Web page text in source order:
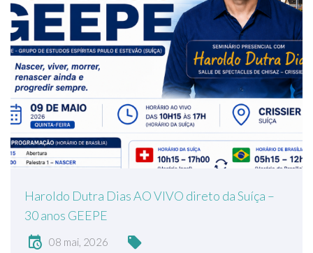
Haroldo Dutra Dias AO VIVO direto da Suíça –
30 anos GEEPE
08 mai, 2026